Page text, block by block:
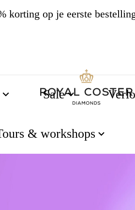
korting op je eerste
Sale
& workshops